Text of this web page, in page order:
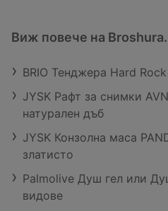
Виж повече на
BRIO Тенджера Hard
JYSK Рафт за снимки
натурален дъб
JYSK Конзолна маса
златисто
Palmolive Душ гел или
видове